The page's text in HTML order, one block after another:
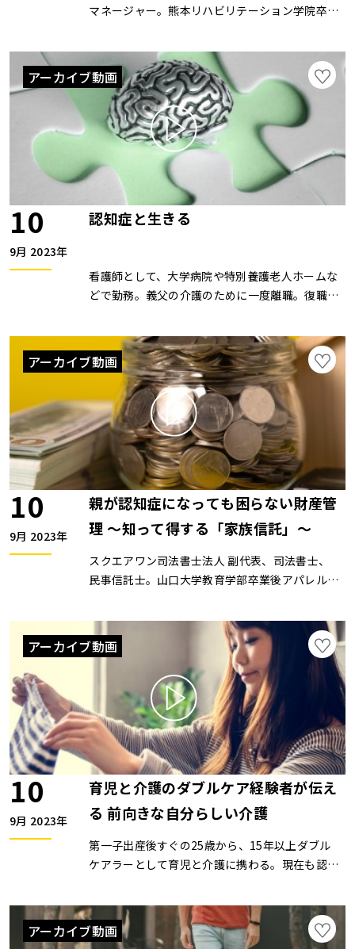
マネージャー。熊本リハビリテーション学院卒業
年（株）Re学を設立し、認知症予防や認知症ケ
アの実践に取り組むと同時に、年間200回を超え
る講演を行い、共生社会への普及啓発と研究活動
を行なっている。2019年に厚生労働大臣賞を受
賞。ZOOMセミナーは開催していません。
アーカイブ動画
10
9月 2023年
認知症と生きる
看護師として、大学病院や特別養護老人ホームな
どで勤務。義父の介護のために一度離職。復職後
2004年に両親、その後義母が認知症の診断を受
け、家族の介護に携わる生活が再度スタート。
2007年より認知症の人の家族の会理事、2023年
6月に代表理事に就任。ZOOMセミナーは開催し
ていません。
アーカイブ動画
10
9月 2023年
親が認知症になっても困らない財産管
理 〜知って得する「家族信託」〜
スクエアワン司法書士法人 副代表、司法書士、
民事信託士。山口大学教育学部卒業後アパレルメ
得。現在は、主に想いをつなぐ相続や生前対策、
資産承継のサポートを行っている。家族信託のサ
ポート実績多数。ZOOMセミナーは開催していま
アーカイブ動画
10
9月 2023年
育児と介護のダブルケア経験者が伝え
る 前向きな自分らしい介護
第一子出産後すぐの25歳から、15年以上ダブル
ケアラーとして育児と介護に携わる。現在も認知
して中学生の娘を育てている。ケアラーとしての
経験と介護相談2000件以上の実績のもと、カワ
イク介護などを運営。ケアラーとしての経験を活
アーカイブ動画